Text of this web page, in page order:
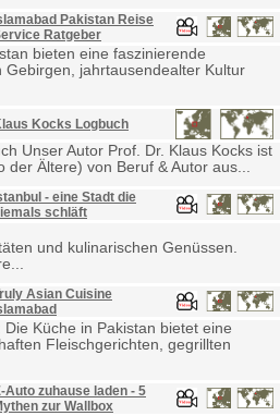
Pakistan Reise
Ratgeber
bieten eine faszinierende
Gebirgen, jahrtausendealter Kultur
Kocks Logbuch
Unser Autor Prof. Dr. Klaus Kocks ist
der Ältere) von Beruf & Autor aus...
- eine Stadt die
schläft
und kulinarischen Genüssen.
Asian Cuisine
Küche in Pakistan bietet eine
Fleischgerichten, gegrillten
Auto zuhause laden - 5
zur Wallbox